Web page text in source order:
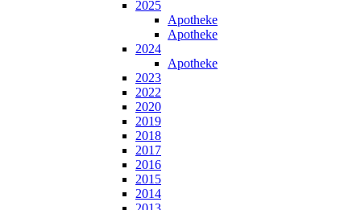
2025
Apotheke
Apotheke
2024
Apotheke
2023
2022
2020
2019
2018
2017
2016
2015
2014